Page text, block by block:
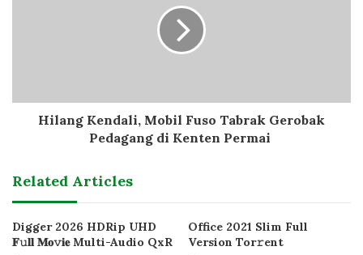
Hilang Kendali, Mobil Fuso Tabrak Gerobak
Pedagang di Kenten Permai
Related Articles
Digger 2026 HDRip UHD
𝐅𝚞𝐥𝐥 𝐌𝐨𝚟𝐢𝐞 Multi-Audio QxR
Office 2021 Slim Full
Version Tor𝚛ent